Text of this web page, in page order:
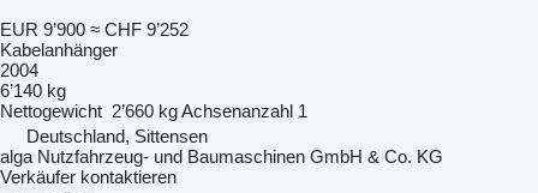
EUR 9’900 ≈ CHF 9’252
Kabelanhänger
2004
6’140 kg
Nettogewicht 2’660 kgAchsenanzahl 1
Deutschland, Sittensen
alga Nutzfahrzeug- und Baumaschinen GmbH & Co. KG
Verkäufer kontaktieren